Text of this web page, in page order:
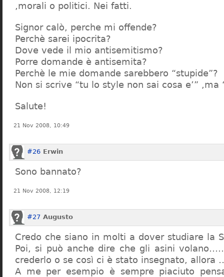
,morali o politici. Nei fatti.
Signor calò, perche mi offende?
Perchè sarei ipocrita?
Dove vede il mio antisemitismo?
Porre domande è antisemita?
Perchè le mie domande sarebbero “stupide”?
Non si scrive “tu lo style non sai cosa e’” ,ma
Salute!
21 Nov 2008, 10:49
#26 Erwin
Sono bannato?
21 Nov 2008, 12:19
#27 Augusto
Credo che siano in molti a dover studiare la
Poi, si può anche dire che gli asini
crederlo o se così ci è stato insegnato,
A me per esempio è sempre piaciuto